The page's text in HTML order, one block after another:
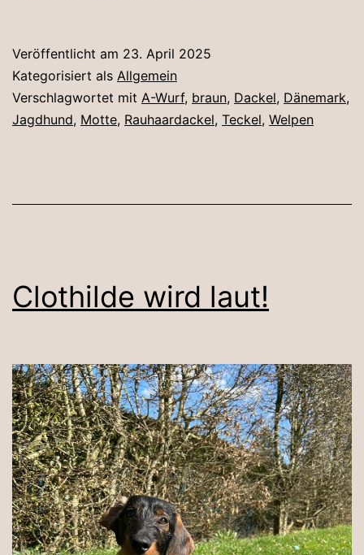
Dänemark
Veröffentlicht am 23. April 2025
Kategorisiert als Allgemein
Verschlagwortet mit A-Wurf, braun, Dackel, Dänemark,
Jagdhund, Motte, Rauhaardackel, Teckel, Welpen
Clothilde wird laut!